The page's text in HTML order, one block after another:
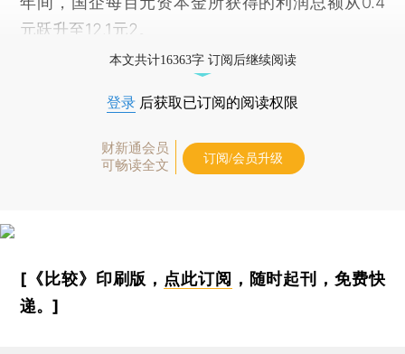
元跃升至12.1元2。
本文共计16363字 订阅后继续阅读
登录 后获取已订阅的阅读权限
财新通会员
可畅读全文
订阅/会员升级
[《比较》印刷版， 点此订阅 ，随时起刊，免费快
递。]